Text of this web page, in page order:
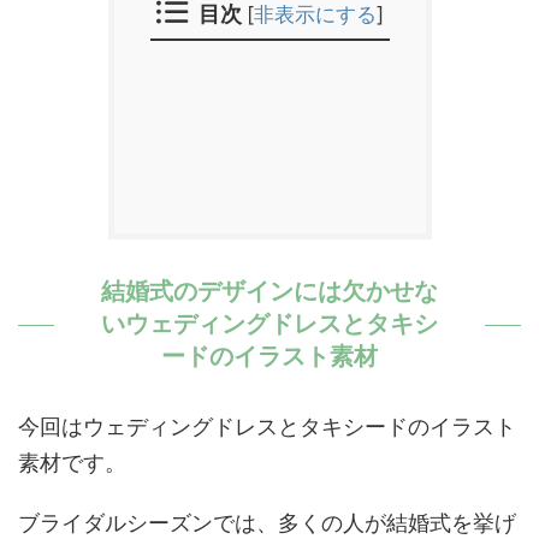
目次 [非表示にする]
結婚式のデザインには欠かせな
いウェディングドレスとタキシ
ードのイラスト素材
今回はウェディングドレスとタキシードのイラスト
素材です。
ブライダルシーズンでは、多くの人が結婚式を挙げ